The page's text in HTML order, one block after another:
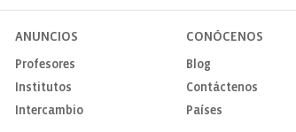
ANUNCIOS
Profesores
Institutos
Intercambio
CONÓCENOS
Blog
Contáctenos
Países